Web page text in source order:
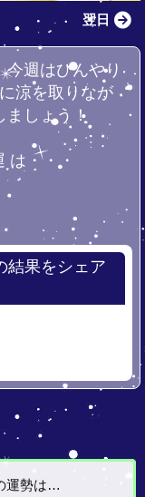
翌日
週はひんやり
涼を取りなが
ましょう！
は・・・
結果をシェア
運勢は…